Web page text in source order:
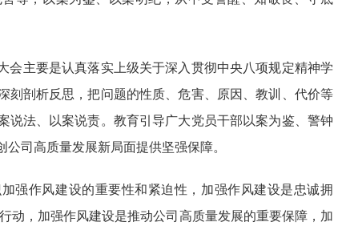
会主要是认真落实上级关于深入贯彻中央八项规定精神学
刻剖析反思，把问题的性质、危害、原因、教训、代价等
说法、以案说责。教育引导广大党员干部以案为鉴、警钟
司高质量发展新局面提供坚强保障。
强作风建设的重要性和紧迫性，加强作风建设是忠诚拥
动，加强作风建设是推动公司高质量发展的重要保障，加